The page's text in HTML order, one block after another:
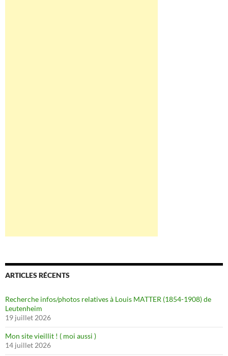
ARTICLES RÉCENTS
Recherche infos/photos relatives à Louis MATTER (1854-1908) de
Leutenheim
19 juillet 2026
Mon site vieillit ! ( moi aussi )
14 juillet 2026